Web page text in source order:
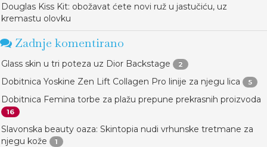
Douglas Kiss Kit: obožavat ćete novi ruž u jastučiću, uz
kremastu olovku
Zadnje komentirano
Glass skin u tri poteza uz Dior Backstage 2
Dobitnica Yoskine Zen Lift Collagen Pro linije za njegu lica 5
Dobitnica Femina torbe za plažu prepune prekrasnih proizvoda
16
Slavonska beauty oaza: Skintopia nudi vrhunske tretmane za
njegu kože
1